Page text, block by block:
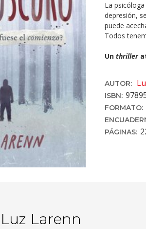
La
depresión,
puede
Todos
Un thriller
AUTOR:
ISBN:
FORMATO:
PÁGINAS:
Luz Larenn